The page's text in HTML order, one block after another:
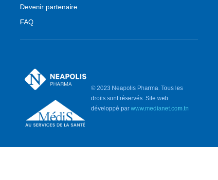
Devenir partenaire
FAQ
© 2023 Neapolis Pharma. Tous les
droits sont réservés. Site web
développé parwww.medianet.com.tn